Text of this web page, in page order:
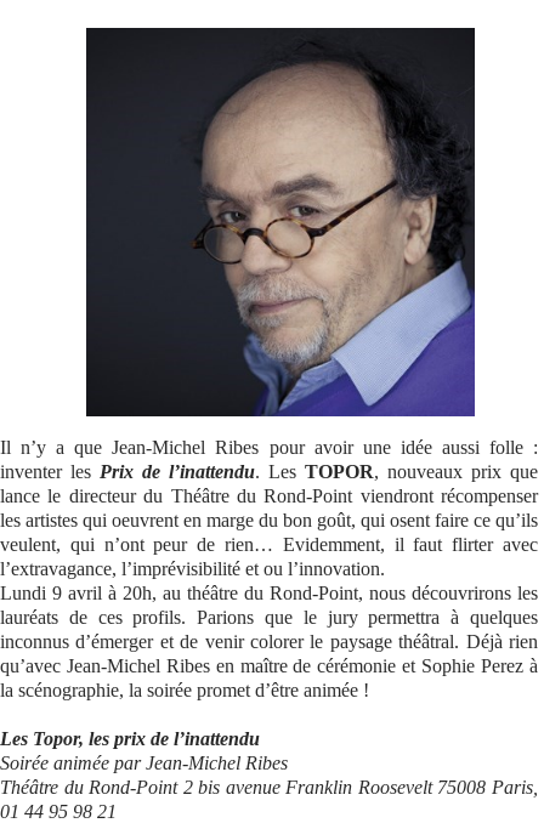
Se connecter
Il n’y a que Jean-Michel Ribes pour avoir une idée aussi folle :
inventer les Prix de l’inattendu. Les TOPOR, nouveaux prix que
lance le directeur du Théâtre du Rond-Point viendront récompenser
les artistes qui oeuvrent en marge du bon goût, qui osent faire ce qu’ils
veulent, qui n’ont peur de rien… Evidemment, il faut flirter avec
l’extravagance, l’imprévisibilité et ou l’innovation.
Lundi 9 avril à 20h, au théâtre du Rond-Point, nous découvrirons les
lauréats de ces profils. Parions que le jury permettra à quelques
inconnus d’émerger et de venir colorer le paysage théâtral. Déjà rien
qu’avec Jean-Michel Ribes en maître de cérémonie et Sophie Perez à
la scénographie, la soirée promet d’être animée !
Les Topor, les prix de l’inattendu
Soirée animée par Jean-Michel Ribes
Théâtre du Rond-Point 2 bis avenue Franklin Roosevelt 75008 Paris,
01 44 95 98 21